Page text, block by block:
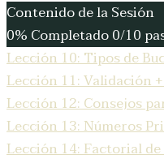
Contenido de la Sesión
0% Completado0/10
Lección 10: Tipos de
Lección 11: Validación
Lección 12: Consejos
Lección 13: Números
Lección 14: Factorial